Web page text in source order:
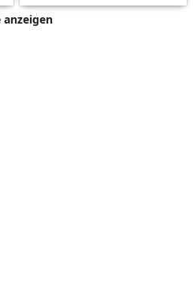
anzeigen